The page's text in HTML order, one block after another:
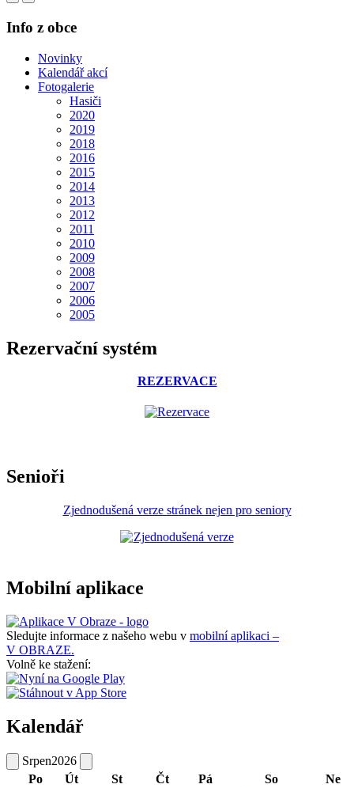
Info z obce
Novinky
Kalendář akcí
Fotogalerie
Hasiči
2020
2019
2018
2016
2015
2014
2013
2012
2011
2010
2009
2008
2007
2006
2005
Rezervační systém
REZERVACE
Senioři
Zjednodušená verze stránek nejen pro seniory
Mobilní aplikace
Sledujte informace z našeho webu v mobilní aplikaci –
V OBRAZE.
Volně ke stažení:
Kalendář
Srpen2026
Po
Út St Čt Pá So Ne